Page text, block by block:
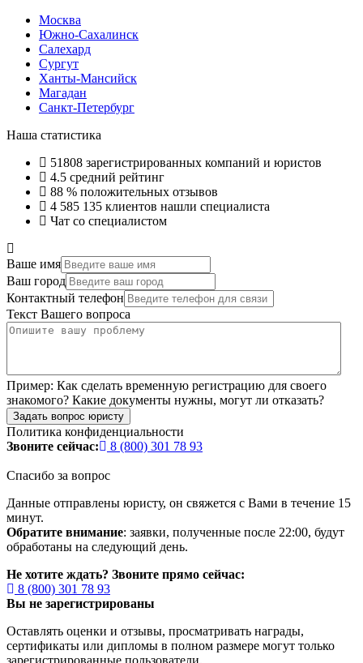
Москва
Южно-Сахалинск
Салехард
Сургут
Ханты-Мансийск
Магадан
Санкт-Петербург
Наша статистика
51808 зарегистрированных компаний и юристов
4.5 средний рейтинг
88 % положительных отзывов
4 585 135 клиентов нашли специалиста
Чат со специалистом
Ваше имя
Ваш город
Контактный телефон
Текст Вашего вопроса
Пример: Как сделать временную регистрацию для своего
знакомого? Какие документы нужны, могут ли отказать?
Задать вопрос юристу
Политика конфиденциальности
Звоните сейчас:
8 (800) 301 78 93
Спасибо за вопрос
Данные отправлены юристу, он свяжется с Вами в течение 15
минут.
Обратите внимание: заявки, полученные после 22:00, будут
обработаны на следующий день.
Не хотите ждать? Звоните прямо сейчас:
8 (800) 301 78 93
Вы не зарегистрированы
Оставлять оценки и отзывы, просматривать награды,
сертификаты или дипломы в полном размере могут только
зарегистрированные пользователи.